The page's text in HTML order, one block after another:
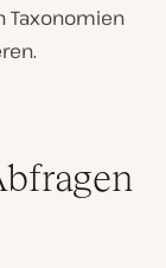
Taxonomien